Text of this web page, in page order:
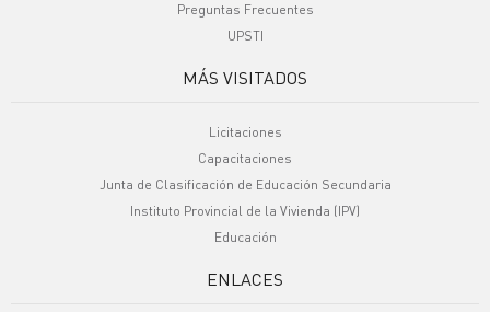
Preguntas Frecuentes
UPSTI
MÁS VISITADOS
Licitaciones
Capacitaciones
Junta de Clasificación de Educación Secundaria
Instituto Provincial de la Vivienda (IPV)
Educación
ENLACES